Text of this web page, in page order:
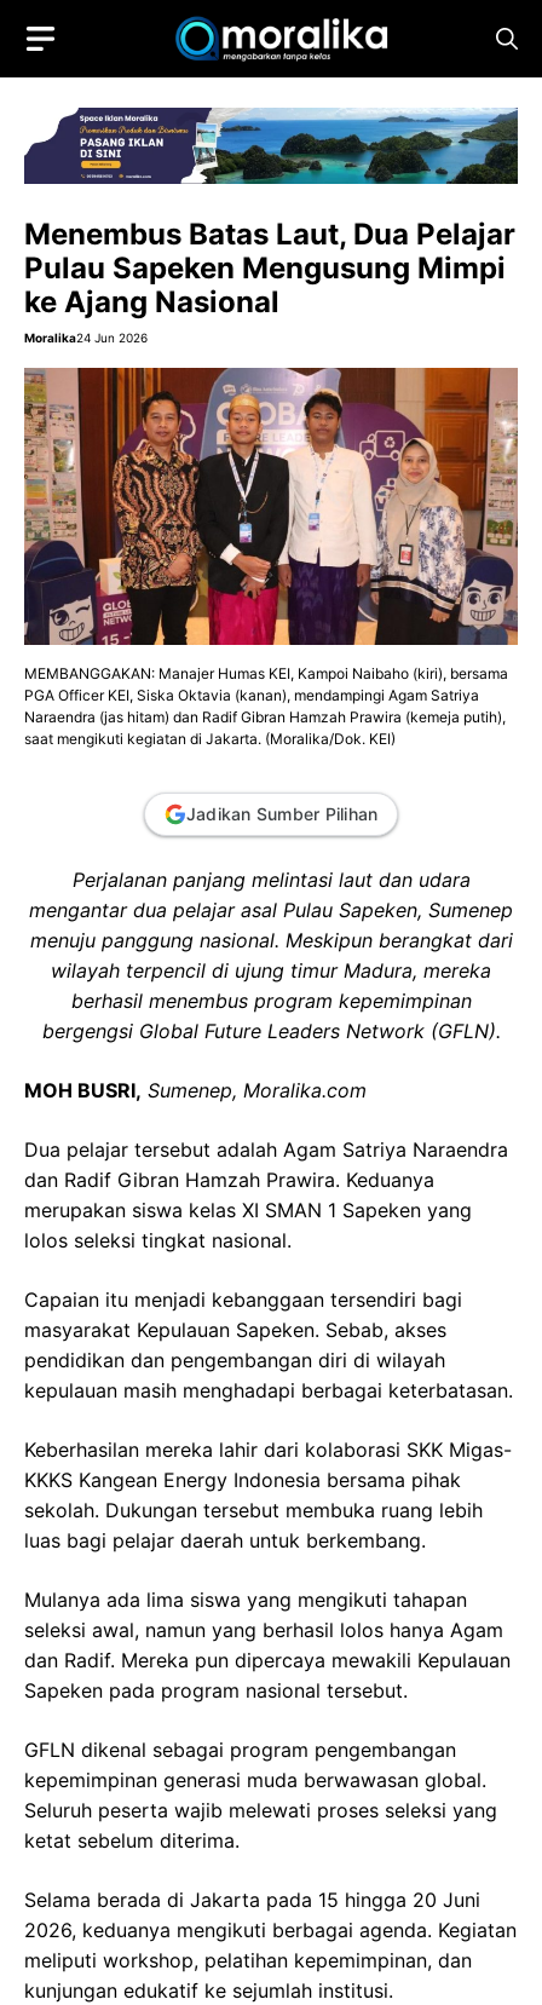
content
Menembus Batas Laut, Dua Pelajar
Pulau Sapeken Mengusung Mimpi
ke Ajang Nasional
Moralika24 Jun 2026
MEMBANGGAKAN: Manajer Humas KEI, Kampoi Naibaho (kiri), bersama
PGA Officer KEI, Siska Oktavia (kanan), mendampingi Agam Satriya
Naraendra (jas hitam) dan Radif Gibran Hamzah Prawira (kemeja putih),
saat mengikuti kegiatan di Jakarta. (Moralika/Dok. KEI)
Jadikan Sumber Pilihan
Perjalanan panjang melintasi laut dan udara
mengantar dua pelajar asal Pulau Sapeken, Sumenep
menuju panggung nasional. Meskipun berangkat dari
wilayah terpencil di ujung timur Madura, mereka
berhasil menembus program kepemimpinan
bergengsi Global Future Leaders Network (GFLN).
MOH BUSRI, Sumenep, Moralika.com
Dua pelajar tersebut adalah Agam Satriya Naraendra
dan Radif Gibran Hamzah Prawira. Keduanya
merupakan siswa kelas XI SMAN 1 Sapeken yang
lolos seleksi tingkat nasional.
Capaian itu menjadi kebanggaan tersendiri bagi
masyarakat Kepulauan Sapeken. Sebab, akses
pendidikan dan pengembangan diri di wilayah
kepulauan masih menghadapi berbagai keterbatasan.
Keberhasilan mereka lahir dari kolaborasi SKK Migas-
KKKS Kangean Energy Indonesia bersama pihak
sekolah. Dukungan tersebut membuka ruang lebih
luas bagi pelajar daerah untuk berkembang.
Mulanya ada lima siswa yang mengikuti tahapan
seleksi awal, namun yang berhasil lolos hanya Agam
dan Radif. Mereka pun dipercaya mewakili Kepulauan
Sapeken pada program nasional tersebut.
GFLN dikenal sebagai program pengembangan
kepemimpinan generasi muda berwawasan global.
Seluruh peserta wajib melewati proses seleksi yang
ketat sebelum diterima.
Selama berada di Jakarta pada 15 hingga 20 Juni
2026, keduanya mengikuti berbagai agenda. Kegiatan
meliputi workshop, pelatihan kepemimpinan, dan
kunjungan edukatif ke sejumlah institusi.